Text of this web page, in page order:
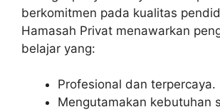
berkomitmen pada kualitas
Hamasah Privat menawarkan
belajar yang:
Profesional dan terpercaya.
Mengutamakan kebutuhan